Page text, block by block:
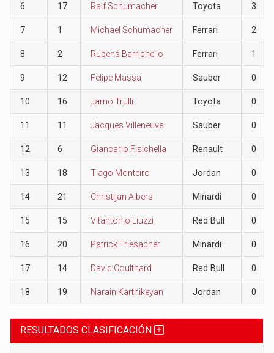
6 17 Ralf Schumacher Toyota 3
7 1 Michael Schumacher Ferrari 2
8 2 Rubens Barrichello Ferrari 1
9 12 Felipe Massa Sauber 0
10 16 Jarno Trulli Toyota 0
11 11 Jacques Villeneuve Sauber 0
12 6 Giancarlo Fisichella Renault 0
13 18 Tiago Monteiro Jordan 0
14 21 Christijan Albers Minardi 0
15 15 Vitantonio Liuzzi Red Bull 0
16 20 Patrick Friesacher Minardi 0
17 14 David Coulthard Red Bull 0
18 19 Narain Karthikeyan Jordan 0
RESULTADOS CLASIFICACIÓN